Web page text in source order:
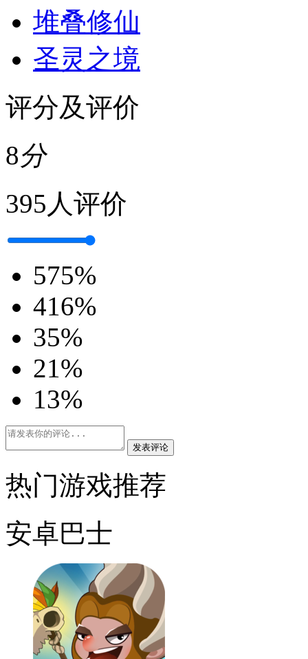
堆叠修仙
圣灵之境
评分及评价
8分
395人评价
575%
416%
35%
21%
1 3%
发表评论
热门游戏推荐
安卓巴士